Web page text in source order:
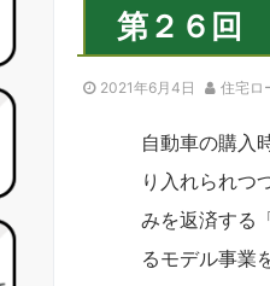
第２６回
2021年6月4日 住宅ロ
自動車の購入
り入れられつ
みを返済する
るモデル事業